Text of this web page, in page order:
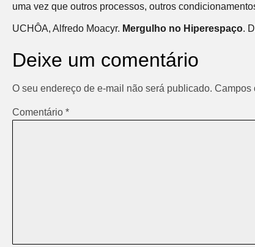
uma vez que outros processos, outros
UCHÔA, Alfredo Moacyr. Mergulho no Hiperespaço.
Deixe um comentário
O seu endereço de e-mail não será publicado. Campos
Comentário *